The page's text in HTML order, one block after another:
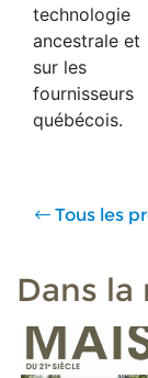
technologie
ancestrale et
sur les
fournisseurs
québécois.
Tous les
Dans